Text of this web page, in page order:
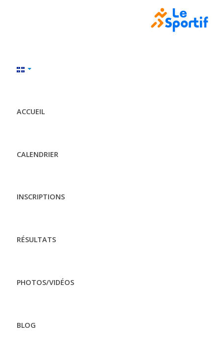
ACCUEIL
CALENDRIER
INSCRIPTIONS
RÉSULTATS
PHOTOS/VIDÉOS
BLOG